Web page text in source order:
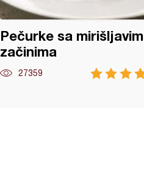
Pečurke sa mirišljavim
začinima
27359